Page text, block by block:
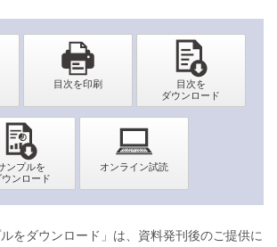
をダウンロード」は、資料発刊後のご提供に